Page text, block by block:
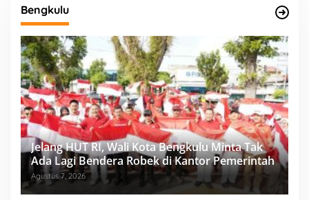
Bengkulu
Jelang HUT RI, Wali Kota Bengkulu Minta Tak
Ada Lagi Bendera Robek di Kantor Pemerintah
Agustus 7, 2026